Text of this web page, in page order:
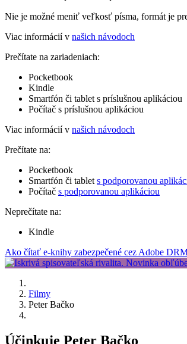
Nie je možné meniť veľkosť písma, formát je
Viac informácií v našich návodoch
Prečítate na zariadeniach:
Pocketbook
Kindle
Smartfón či tablet s príslušnou aplikáciou
Počítač s príslušnou aplikáciou
Viac informácií v našich návodoch
Prečítate na:
Pocketbook
Smartfón či tablet s podporovanou
Počítač s podporovanou aplikáciou
Neprečítate na:
Kindle
Ako čítať e-knihy zabezpečené cez Adobe
Filmy
Peter Bačko
Účinkuje Peter Bačko